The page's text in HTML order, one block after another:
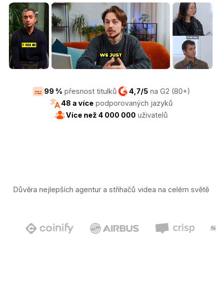
99 % přesnost titulků 4,7/5na G2 (80+)
48 a více podporovaných jazyků
Více než 4 000 000 uživatelů
Důvěra nejlepších agentur a střihačů videa na celém světě